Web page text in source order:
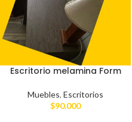
Escritorio melamina Form
Muebles, Escritorios
$90.000